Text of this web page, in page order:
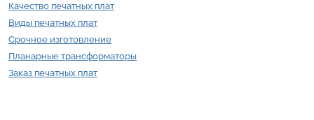
Качество печатных плат
Виды печатных плат
Срочное изготовление
Планарные трансформаторы
Заказ печатных плат